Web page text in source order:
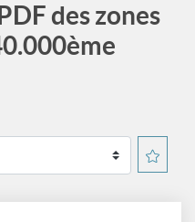
des zones